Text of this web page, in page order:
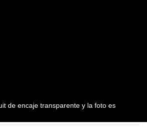
de encaje transparente y la foto es